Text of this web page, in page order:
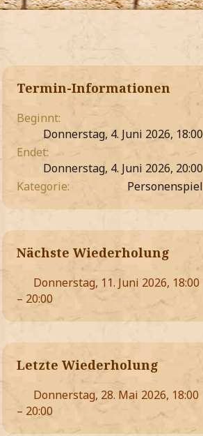
Termin-Informationen
Beginnt
Donnerstag, 4. Juni 2026, 18:00
Endet
Donnerstag, 4. Juni 2026, 20:00
Kategorie
Personenspiel
Nächste Wiederholung
Donnerstag, 11. Juni 2026, 18:00
– 20:00
Letzte Wiederholung
Donnerstag, 28. Mai 2026, 18:00
– 20:00